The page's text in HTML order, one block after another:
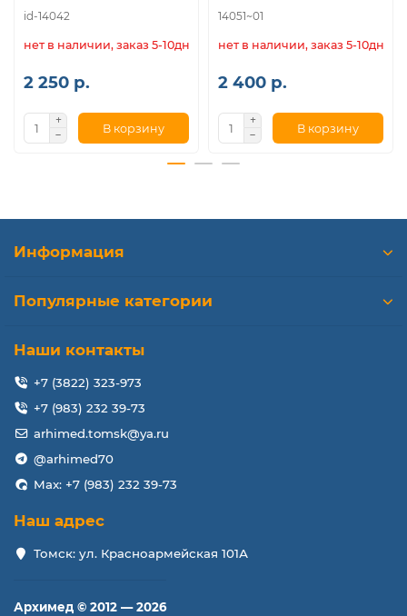
id-14042
нет в наличии, заказ 5-10дн.
2 250 р.
В корзину
14051~01
нет в наличии, заказ 5-10дн.
2 400 р.
В корзину
Информация
Популярные категории
Наши контакты
+7 (3822) 323-973
+7 (983) 232 39-73
arhimed.tomsk@ya.ru
@arhimed70
Max: +7 (983) 232 39-73
Наш адрес
Томск: ул. Красноармейская 101А
Архимед © 2012 — 2026